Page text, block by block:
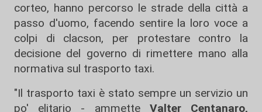
corteo, hanno percorso le strade della città a
passo d'uomo, facendo sentire la loro voce a
colpi di clacson, per protestare contro la
decisione del governo di rimettere mano alla
normativa sul trasporto taxi.
"Il trasporto taxi è stato sempre un servizio un
po' elitario - ammette Valter Centanaro,